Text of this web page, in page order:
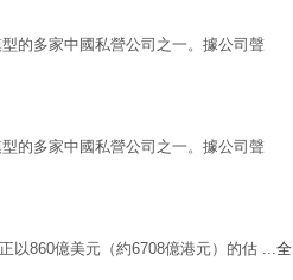
的多家中國私營公司之一。據公司聲
的多家中國私營公司之一。據公司聲
正以860億美元（約6708億港元）的估 ...全